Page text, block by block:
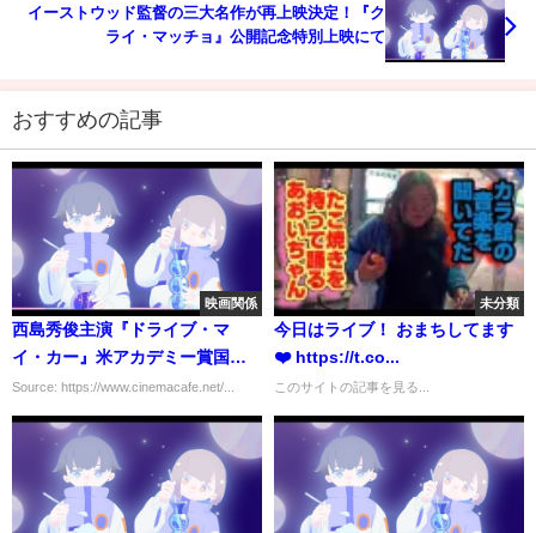
イーストウッド監督の三大名作が再上映決定！『ク
ライ・マッチョ』公開記念特別上映にて
おすすめの記事
映画関係
西島秀俊主演『ドライブ・マ
イ・カー』米アカデミー賞国際
長編映画賞部門の日本代表に！
Source: https://www.cinemacafe.net/...
未分類
今日はライブ！ おまちしてます
❤️ https://t.co...
このサイトの記事を見る...